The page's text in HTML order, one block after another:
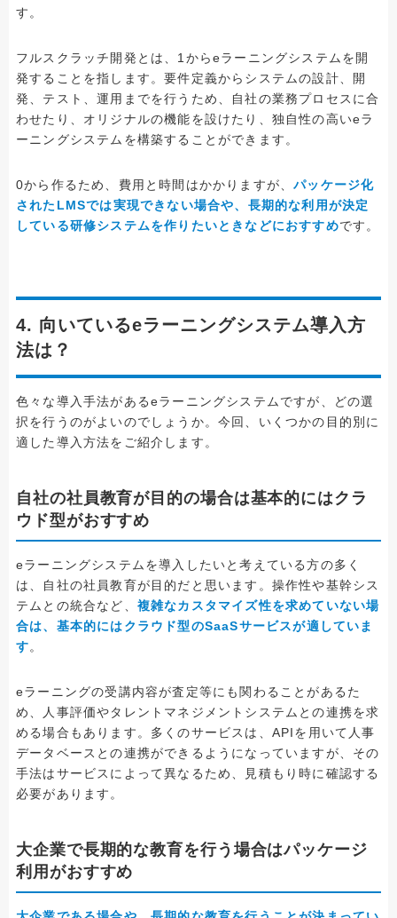
す。
フルスクラッチ開発とは、1からeラーニングシステムを開
発することを指します。要件定義からシステムの設計、開
発、テスト、運用までを行うため、自社の業務プロセスに合
わせたり、オリジナルの機能を設けたり、独自性の高いeラ
ーニングシステムを構築することができます。
0から作るため、費用と時間はかかりますが、パッケージ化
されたLMSでは実現できない場合や、長期的な利用が決定
している研修システムを作りたいときなどにおすすめです。
4. 向いているeラーニングシステム導入方
法は？
色々な導入手法があるeラーニングシステムですが、どの選
択を行うのがよいのでしょうか。今回、いくつかの目的別に
適した導入方法をご紹介します。
自社の社員教育が目的の場合は基本的にはクラ
ウド型がおすすめ
eラーニングシステムを導入したいと考えている方の多く
は、自社の社員教育が目的だと思います。操作性や基幹シス
テムとの統合など、 複雑なカスタマイズ性を求めていない場
合は、基本的にはクラウド型のSaaSサービスが適していま
す。
eラーニングの受講内容が査定等にも関わることがあるた
め、人事評価やタレントマネジメントシステムとの連携を求
める場合もあります。多くのサービスは、APIを用いて人事
データベースとの連携ができるようになっていますが、その
手法はサービスによって異なるため、見積もり時に確認する
必要があります。
大企業で長期的な教育を行う場合はパッケージ
利用がおすすめ